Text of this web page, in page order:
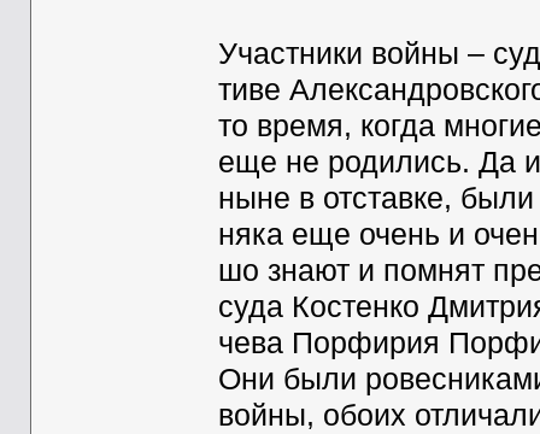
Участники войны –
тиве
то время, когда
еще не родились. Да
ныне в отставке,
няка еще очень и
шо знают и помнят
суда Костенко
чева Порфирия
Они были
войны, обоих